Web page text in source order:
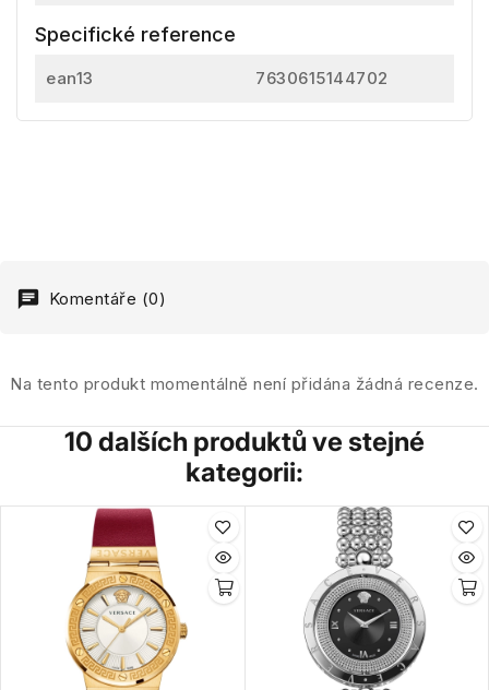
Specifické reference
ean13 7630615144702
Komentáře (0)
Na tento produkt momentálně není přidána žádná recenze.
10 dalších produktů ve stejné
kategorii: